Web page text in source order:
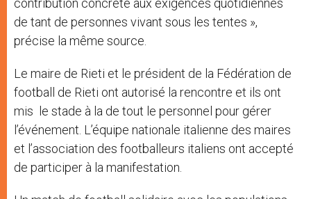
contribution concrète aux exigences quotidiennes
de tant de personnes vivant sous les tentes »,
précise la même source.
Le maire de Rieti et le président de la Fédération de
football de Rieti ont autorisé la rencontre et ils ont
mis le stade à la de tout le personnel pour gérer
l’événement. L’équipe nationale italienne des maires
et l’association des footballeurs italiens ont accepté
de participer à la manifestation.